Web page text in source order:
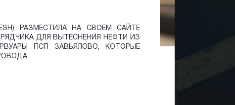
РАЗМЕСТИЛА НА СВОЕМ САЙТЕ
ДЛЯ ВЫТЕСНЕНИЯ НЕФТИ ИЗ
ПСП ЗАВЬЯЛОВО, КОТОРЫЕ